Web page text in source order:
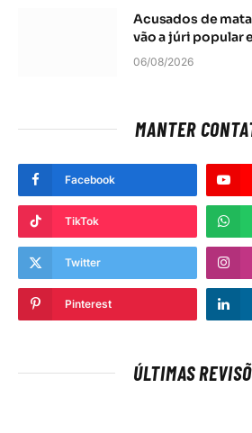
Acusados de
vão a júri popular
06/08/2026
MANTER
Facebook
TikTok
Twitter
Pinterest
ÚLTIMAS